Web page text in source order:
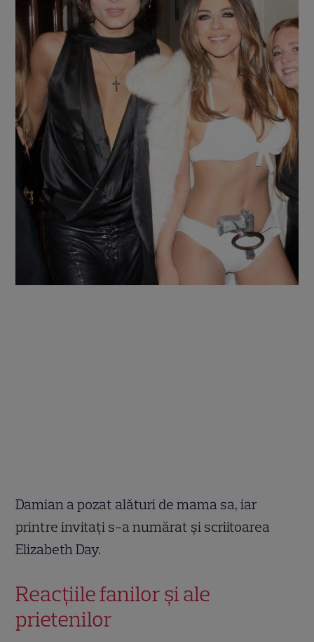
Damian a pozat alături de mama sa, iar
printre invitați s-a numărat și scriitoarea
Elizabeth Day.
Reacțiile fanilor și ale
prietenilor